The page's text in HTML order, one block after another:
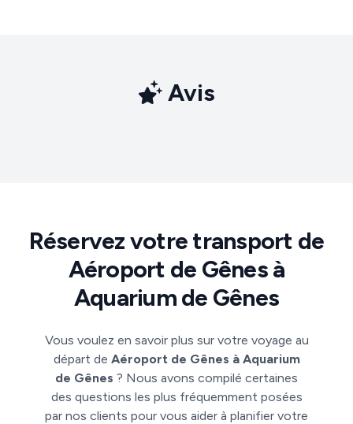
Avis
Réservez votre transport de
Aéroport de Gênes à
Aquarium de Gênes
Vous voulez en savoir plus sur votre voyage au
départ de Aéroport de Gênes à Aquarium
de Gênes ? Nous avons compilé certaines
des questions les plus fréquemment posées
par nos clients pour vous aider à planifier votre